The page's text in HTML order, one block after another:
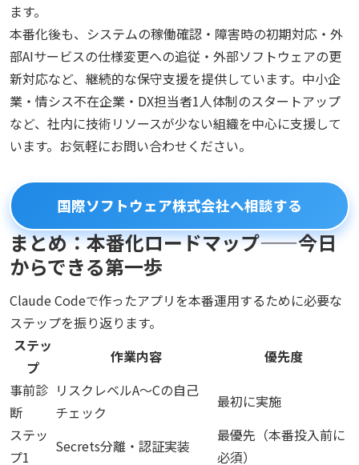
ます。
本番化後も、システムの稼働確認・障害時の初期対応・外
部AIサービスの仕様変更への追従・外部ソフトウェアの更
新対応など、継続的な保守支援を提供しています。中小企
業・情シス不在企業・DX担当者1人体制のスタートアップ
など、社内に技術リソースが少ない組織を中心に支援して
います。お気軽にお問い合わせください。
国際ソフトウェア株式会社へ相談する
まとめ：本番化ロードマップ——今日
からできる第一歩
Claude Codeで作ったアプリを本番運用するために必要な
ステップを振り返ります。
ステッ
プ
作業内容
優先度
事前診
断
リスクレベルA〜Cの自己
チェック
最初に実施
ステッ
プ1
Secrets分離・認証実装
最優先（本番投入前に
必須）